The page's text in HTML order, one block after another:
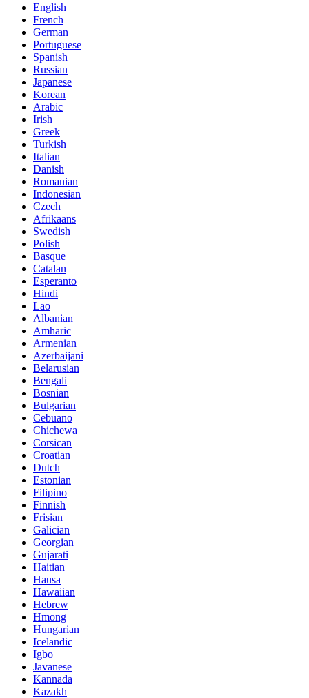
English
French
German
Portuguese
Spanish
Russian
Japanese
Korean
Arabic
Irish
Greek
Turkish
Italian
Danish
Romanian
Indonesian
Czech
Afrikaans
Swedish
Polish
Basque
Catalan
Esperanto
Hindi
Lao
Albanian
Amharic
Armenian
Azerbaijani
Belarusian
Bengali
Bosnian
Bulgarian
Cebuano
Chichewa
Corsican
Croatian
Dutch
Estonian
Filipino
Finnish
Frisian
Galician
Georgian
Gujarati
Haitian
Hausa
Hawaiian
Hebrew
Hmong
Hungarian
Icelandic
Igbo
Javanese
Kannada
Kazakh